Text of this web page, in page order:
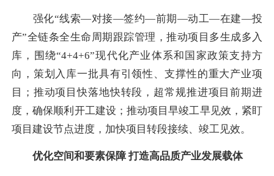
强化“线索—对接—签约—前期—动工—在建—投
产”全链条全生命周期跟踪管理，推动项目多生成多入
库，围绕“4+4+6”现代化产业体系和国家政策支持方
向，策划入库一批具有引领性、支撑性的重大产业项
目；推动项目快落地快转段，超常规推进项目前期进
度，确保顺利开工建设；推动项目早竣工早见效，紧盯
项目建设节点进度，加快项目转段接续、竣工见效。
优化空间和要素保障 打造高品质产业发展载体